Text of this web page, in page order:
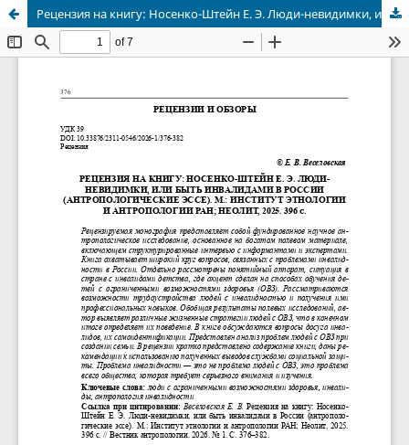
Рецензия на книгу: Носенко-Штейн Е. Э. Люди-невидимки, или быть инвалидами в России (антропологические эссе). М.: Институт этнологии и антропологии РАН; Неолит, 2025. 396 с.